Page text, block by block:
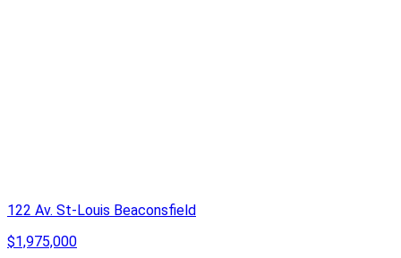
122 Av. St-Louis Beaconsfield
$1,975,000